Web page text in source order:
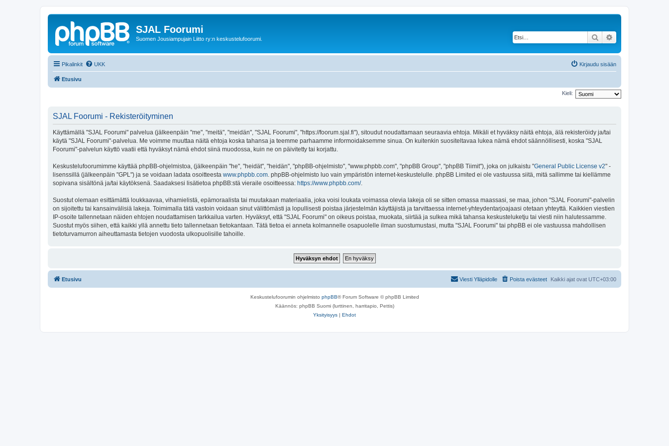
SJAL Foorumi
Suomen Jousiampujain Liitto ry:n keskustelufoorumi. Etsi
Pikalinkit UKK Kirjaudu sisään
Etusivu
Kieli:
SJAL Foorumi - Rekisteröityminen
Käyttämällä "SJAL Foorumi" palvelua (jälkeenpäin "me", "meitä", "meidän", "SJAL Foorumi", "https://foorum.sjal.fi"), sitoudut noudattamaan seuraavia ehtoja. Mikäli et hyväksy näitä ehtoja, älä rekisteröidy ja/tai
käytä "SJAL Foorumi"-palvelua. Me voimme muuttaa näitä ehtoja koska tahansa ja teemme parhaamme informoidaksemme sinua. On kuitenkin suositeltavaa lukea nämä ehdot säännöllisesti, koska "SJAL
Foorumi"-palvelun käyttö vaatii että hyväksyt nämä ehdot siinä muodossa, kuin ne on päivitetty tai korjattu.
Keskustelufoorumimme käyttää phpBB-ohjelmistoa, (jälkeenpäin "he", "heidät", "heidän", "phpBB-ohjelmisto", "www.phpbb.com", "phpBB Group", "phpBB Tiimit"), joka on julkaistu "General Public License v2" -
lisenssillä (jälkeenpäin "GPL") ja se voidaan ladata osoitteesta www.phpbb.com. phpBB-ohjelmisto luo vain ympäristön internet-keskustelulle. phpBB Limited ei ole vastuussa siitä, mitä sallimme tai kiellämme
sopivana sisältönä ja/tai käytöksenä. Saadaksesi lisätietoa phpBB:stä vieraile osoitteessa: https://www.phpbb.com/.
Suostut olemaan esittämättä loukkaavaa, vihamielistä, epämoraalista tai muutakaan materiaalia, joka voisi loukata voimassa olevia lakeja oli se sitten omassa maassasi, se maa, johon "SJAL Foorumi"-palvelin
on sijoitettu tai kansainvälisiä lakeja. Toimimalla tätä vastoin voidaan sinut välittömästi ja lopullisesti poistaa järjestelmän käyttäjistä ja tarvittaessa internet-yhteydentarjoajaasi otetaan yhteyttä. Kaikkien viestien
IP-osoite tallennetaan näiden ehtojen noudattamisen tarkkailua varten. Hyväksyt, että "SJAL Foorumi" on oikeus poistaa, muokata, siirtää ja sulkea mikä tahansa keskusteluketju tai viesti niin halutessamme.
Suostut myös siihen, että kaikki yllä annettu tieto tallennetaan tietokantaan. Tätä tietoa ei anneta kolmannelle osapuolelle ilman suostumustasi, mutta "SJAL Foorumi" tai phpBB ei ole vastuussa mahdollisen
tietoturvamurron aiheuttamasta tietojen vuodosta ulkopuolisille tahoille.
Etusivu Kaikki ajat ovat UTC+03:00
Poista evästeet
Viesti Ylläpidolle
Keskustelufoorumin ohjelmisto phpBB® Forum Software © phpBB Limited
Käännös: phpBB Suomi (lurttinen, harritapio, Pettis)
Yksityisyys | Ehdot